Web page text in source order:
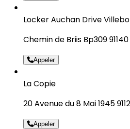
Locker Auchan Drive
Chemin de Briis Bp309
Appeler
La Copie
20 Avenue du 8 Mai 1945
Appeler